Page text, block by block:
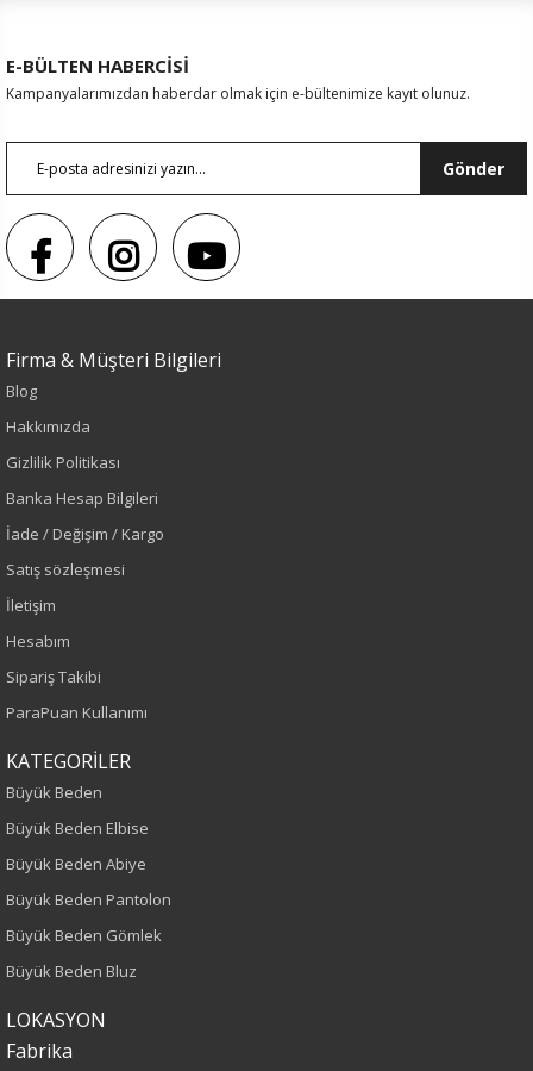
Sezon : YAZLIK
Lacivert
Sezon
İlkbahar-Yaz
Yaş Grubu
Yetişkin
Büyük Beden
Desen
Düz
%70 Pamuk
%27 Polyester
Cinsiyet
E-BÜLTEN HABERCİSİ
Kampanyalarımızdan haberdar olmak için e-bültenimize kayıt olunuz.
Gönder
Firma & Müşteri Bilgileri
Blog
Hakkımızda
Gizlilik Politikası
Banka Hesap Bilgileri
İade / Değişim / Kargo
Satış sözleşmesi
İletişim
Hesabım
Sipariş Takibi
ParaPuan Kullanımı
KATEGORİLER
Büyük Beden
Büyük Beden Elbise
Büyük Beden Abiye
Büyük Beden Pantolon
Büyük Beden Gömlek
Büyük Beden Bluz
LOKASYON
Fabrika